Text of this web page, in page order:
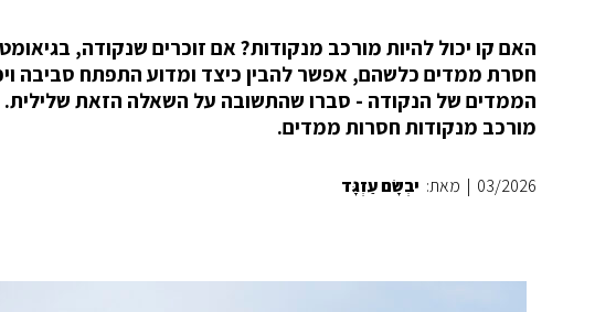
האם קו יכול להיות מורכב מנקודות? אם זוכרים שנקודה,
חסרת ממדים כלשהם, אפשר להבין כיצד ומדוע התפתח סביבה
הממדים של הנקודה - סברו שהתשובה על השאלה הזאת
מורכב מנקודות חסרות ממדים.
03/2026
| מאת: יבְשָׂם עַזְגָּד